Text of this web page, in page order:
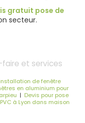
gratuit pose de
secteur.
faire et services
de fenêtre
en aluminium pour
| Devis pour pose
à Lyon dans maison